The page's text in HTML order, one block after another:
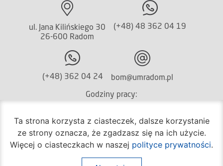
ul. Jana Kilińskiego 30
26-600 Radom
(+48) 48 362 04 19
(+48) 362 04 24 bom@umradom.pl
Godziny pracy:
poniedziałek – piątek
godz.
7:30 – 16:30
Ta strona korzysta z ciasteczek, dalsze korzystanie
ze strony oznacza, że zgadzasz się na ich użycie.
Więcej o ciasteczkach w naszej polityce prywatności.